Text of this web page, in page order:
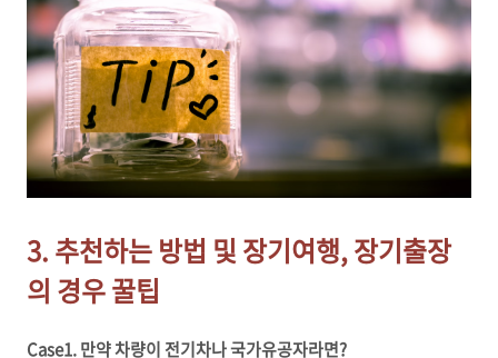
3. 추천하는 방법 및 장기여행, 장기출장
의 경우 꿀팁
Case1. 만약 차량이 전기차나 국가유공자라면?